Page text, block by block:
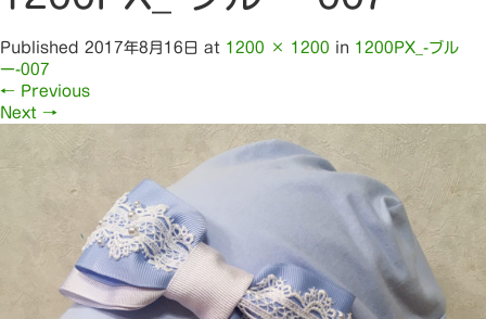
Published 2017年8月16日 at 1200 × 1200 in 1200PX_-ブル
ー-007
← Previous
Next →